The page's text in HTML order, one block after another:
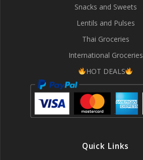
Snacks and Sweets
Lentils and Pulses
Thai Groceries
International Groceries
HOT DEALS
Quick Links